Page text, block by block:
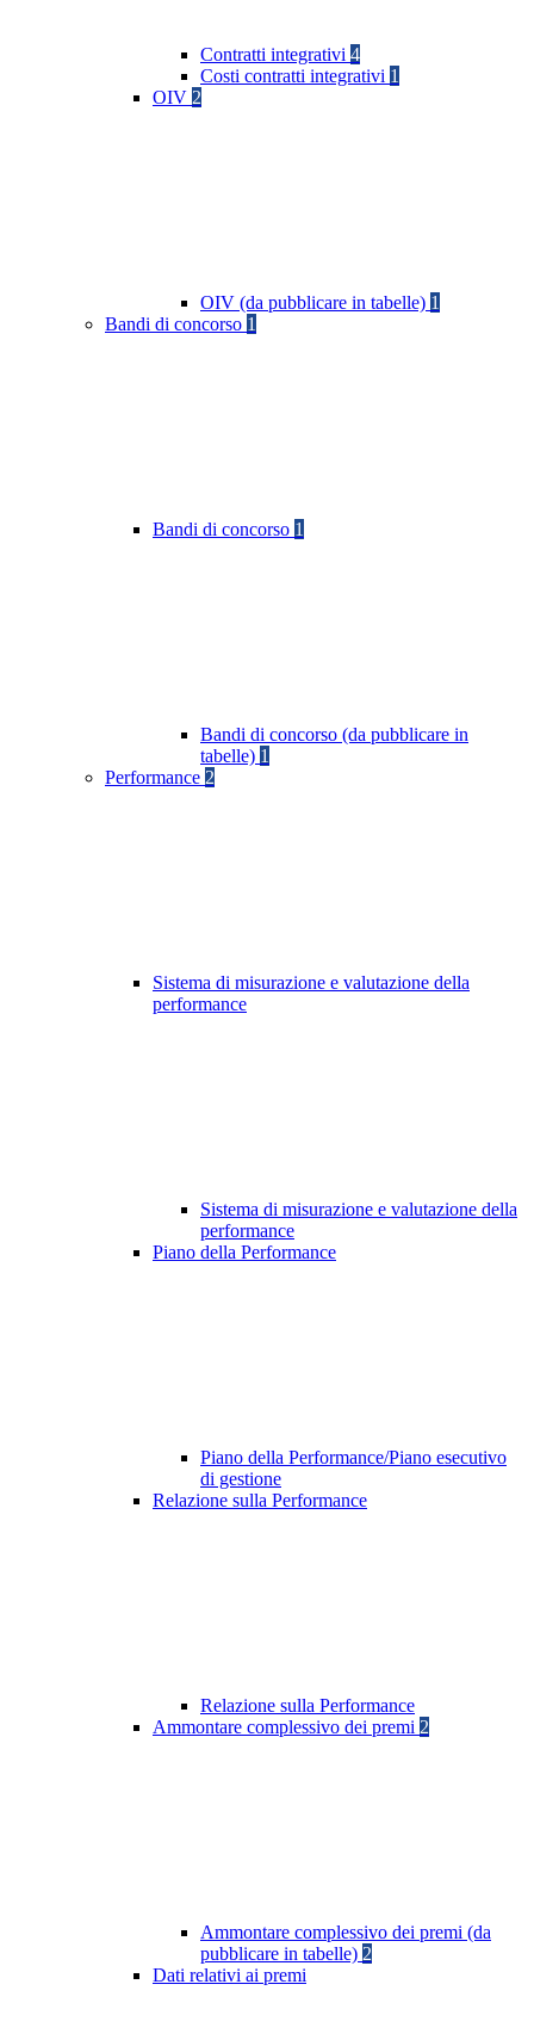
Contratti integrativi 4
Costi contratti integrativi 1
OIV 2
OIV (da pubblicare in tabelle) 1
Bandi di concorso 1
Bandi di concorso 1
Bandi di concorso (da pubblicare in
tabelle) 1
Performance 2
Sistema di misurazione e valutazione della
performance
Sistema di misurazione e valutazione della
performance
Piano della Performance
Piano della Performance/Piano esecutivo
di gestione
Relazione sulla Performance
Relazione sulla Performance
Ammontare complessivo dei premi 2
Ammontare complessivo dei premi (da
pubblicare in tabelle) 2
Dati relativi ai premi